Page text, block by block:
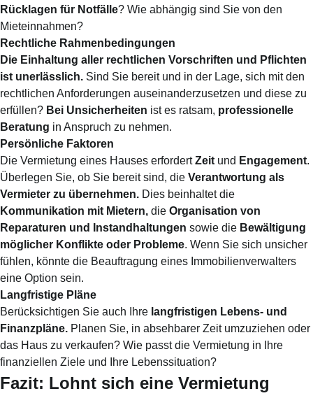
Rücklagen für Notfälle? Wie abhängig sind Sie von den
Mieteinnahmen?
Rechtliche Rahmenbedingungen
Die Einhaltung aller rechtlichen Vorschriften und Pflichten
ist unerlässlich. Sind Sie bereit und in der Lage, sich mit den
rechtlichen Anforderungen auseinanderzusetzen und diese zu
erfüllen? Bei Unsicherheiten ist es ratsam, professionelle
Beratung in Anspruch zu nehmen.
Persönliche Faktoren
Die Vermietung eines Hauses erfordertZeit und Engagement.
Überlegen Sie, ob Sie bereit sind, die Verantwortung als
Vermieter zu übernehmen. Dies beinhaltet die
Kommunikation mit Mietern, die Organisation von
Reparaturen und Instandhaltungen sowie die Bewältigung
möglicher Konflikte oder Probleme. Wenn Sie sich unsicher
fühlen, könnte die Beauftragung eines Immobilienverwalters
eine Option sein.
Langfristige Pläne
Berücksichtigen Sie auch Ihre langfristigen Lebens- und
Finanzpläne. Planen Sie, in absehbarer Zeit umzuziehen oder
das Haus zu verkaufen? Wie passt die Vermietung in Ihre
finanziellen Ziele und Ihre Lebenssituation?
Fazit: Lohnt sich eine Vermietung